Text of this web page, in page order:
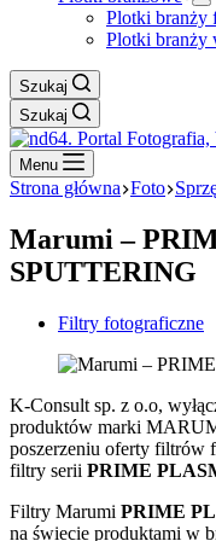
Plotki branży
Plotki branży
Szukaj
Szukaj
Menu
Strona główna Foto
Marumi –
SPUTTERING
Filtry fotograficzne
K-Consult sp. z o.o,
produktów marki
poszerzeniu oferty filtrów
filtry serii PRIME
Filtry Marumi PRIME
na świecie produktami w